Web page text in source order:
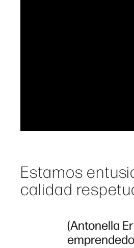
Estamos
calidad
(Antonella